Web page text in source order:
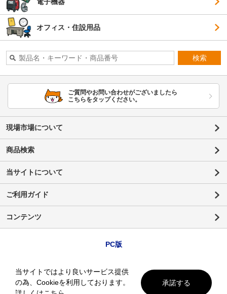
オフィス・住設用品
検索
ご質問やお問い合わせがございましたら
こちらをタップください。
現場市場について
商品検索
当サイトについて
ご利用ガイド
コンテンツ
PC版
当サイトではより良いサービス提供
の為、Cookieを利用しております。
承諾する